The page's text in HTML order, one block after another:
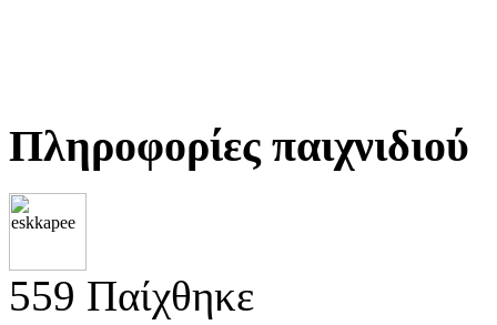
Πληροφορίες παιχνιδιού
559 Παίχθηκε